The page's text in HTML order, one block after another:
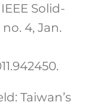
Solid-
4, Jan.
Taiwan’s